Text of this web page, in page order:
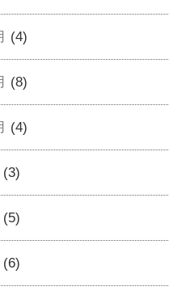
(4)
(8)
(4)
(3)
(5)
(6)